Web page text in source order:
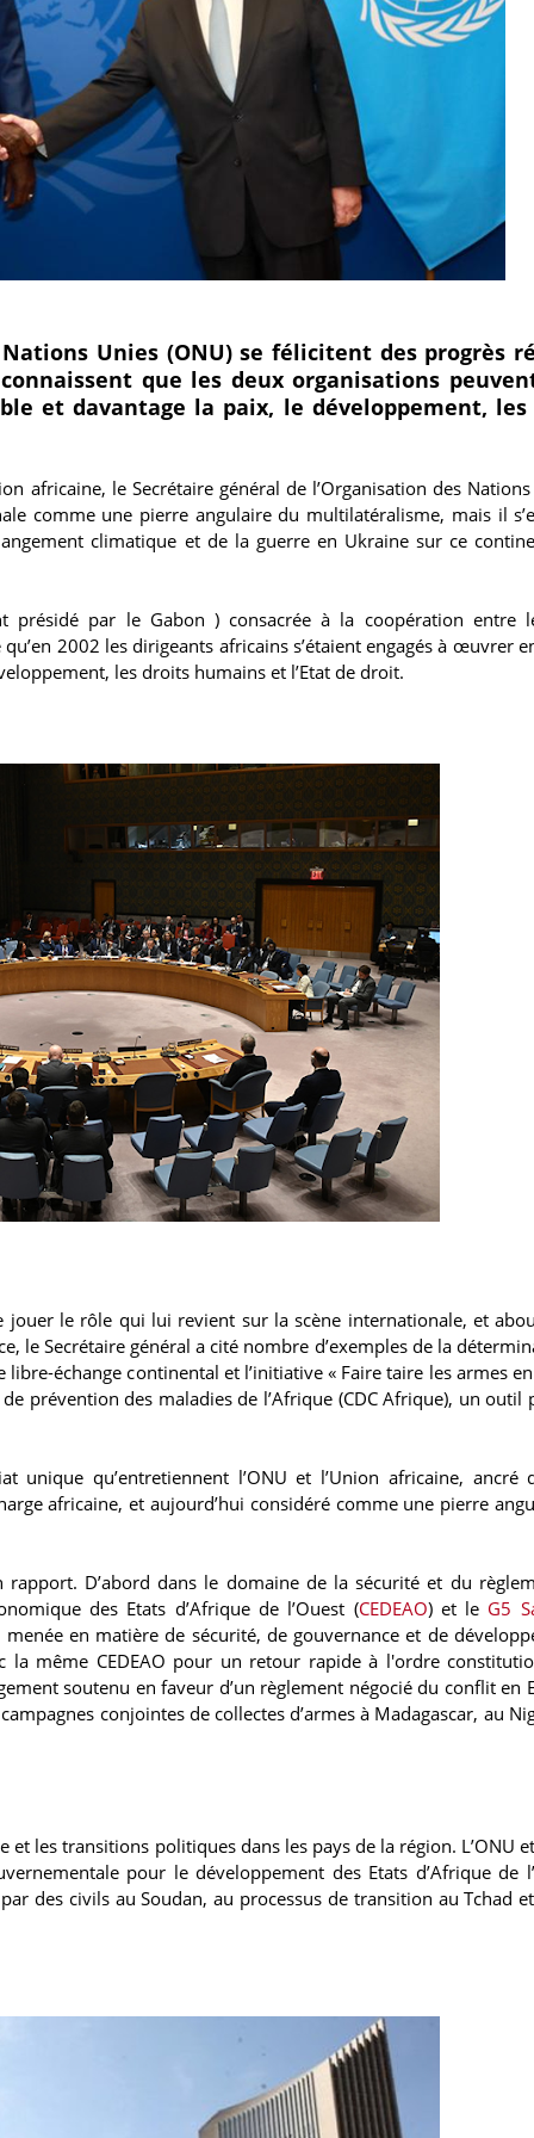
Unies (ONU) se félicitent des progrès
que les deux organisations
et davantage la paix, le développement,
africaine, le Secrétaire général de l’Organisation des
comme une pierre angulaire du multilatéralisme, mais il
climatique et de la guerre en Ukraine sur ce
présidé par le Gabon ) consacrée à la coopération entre
2002 les dirigeants africains s’étaient engagés à œuvrer
les droits humains et l’Etat de droit.
jouer le rôle qui lui revient sur la scène internationale, et
le Secrétaire général a cité nombre d’exemples de la
libre-échange continental et l’initiative « Faire taire les armes
prévention des maladies de l’Afrique (CDC Afrique), un outil
qu’entretiennent l’ONU et l’Union africaine, ancré
africaine, et aujourd’hui considéré comme une pierre
D’abord dans le domaine de la sécurité et du
des Etats d’Afrique de l’Ouest (CEDEAO) et le G5
en matière de sécurité, de gouvernance et de
la même CEDEAO pour un retour rapide à l'ordre
soutenu en faveur d’un règlement négocié du conflit en
conjointes de collectes d’armes à Madagascar, au
les transitions politiques dans les pays de la région. L’ONU
pour le développement des Etats d’Afrique de
des civils au Soudan, au processus de transition au Tchad